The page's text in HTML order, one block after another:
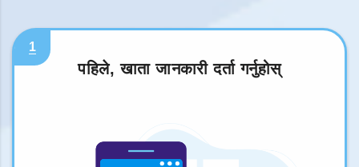
1
पहिले, खाता जानकारी दर्ता गर्नुहोस्